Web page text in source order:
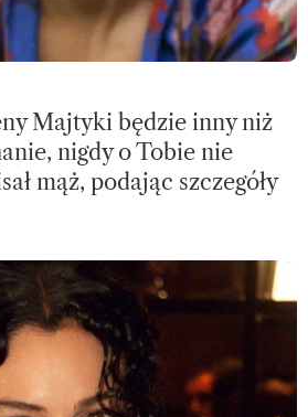
Majtyki będzie inny niż
nigdy o Tobie nie
mąż, podając szczegóły